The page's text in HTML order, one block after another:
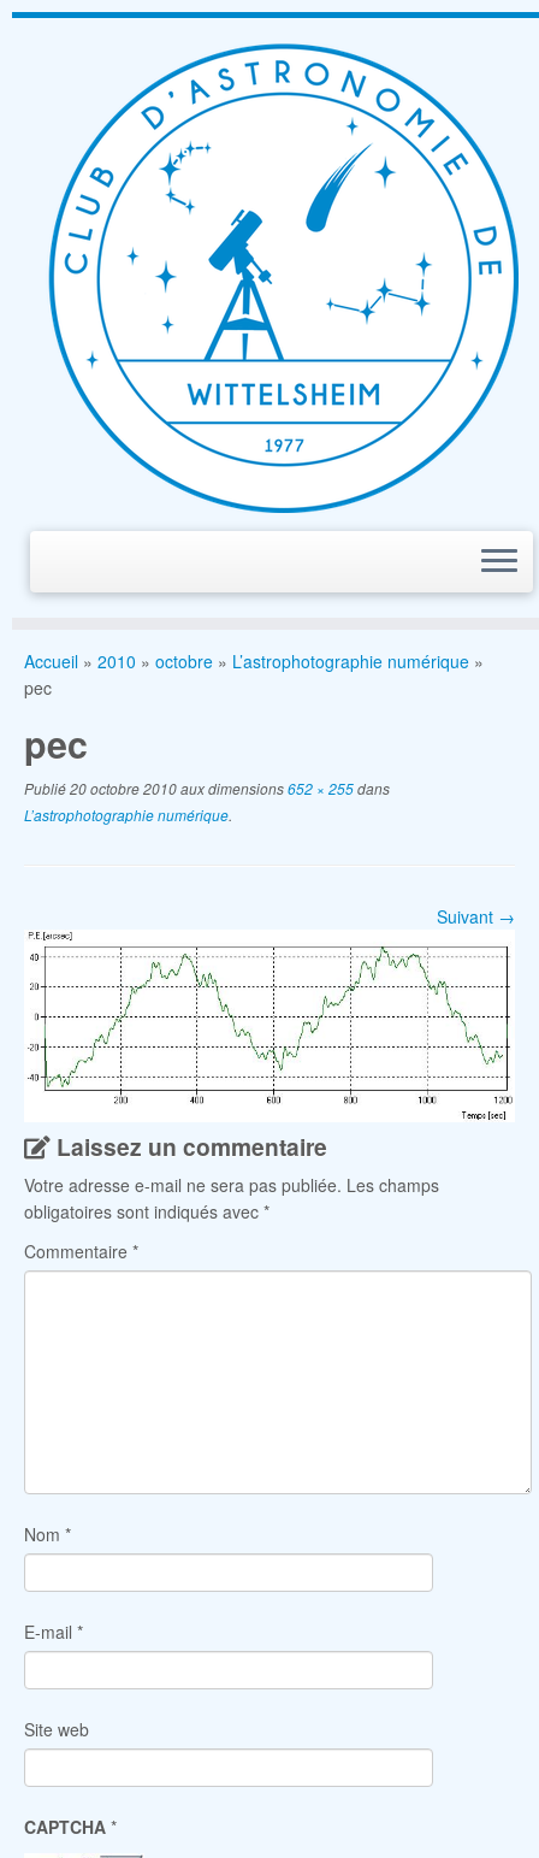
Passer
Accueil » 2010 » octobre » L’astrophotographie numérique »
pec
pec
Publié20 octobre 2010aux dimensions652 × 255dans
L’astrophotographie numérique.
Suivant →
Laissez un commentaire
Votre adresse e-mail ne sera pas publiée. Les champs
obligatoires sont indiqués avec *
Commentaire *
Nom *
E-mail *
Site web
CAPTCHA *